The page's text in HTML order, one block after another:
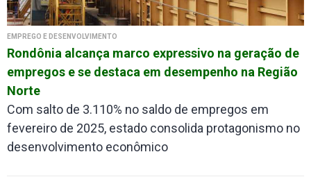
EMPREGO E DESENVOLVIMENTO
Rondônia alcança marco expressivo na geração de
empregos e se destaca em desempenho na Região
Norte
Com salto de 3.110% no saldo de empregos em
fevereiro de 2025, estado consolida protagonismo no
desenvolvimento econômico